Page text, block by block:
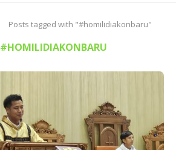
Posts tagged with "#homilidiakonbaru"
#HOMILIDIAKONBARU